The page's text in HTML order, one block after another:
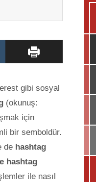
gibi sosyal
(okunuş:
için
bir semboldür.
de hashtag
hashtag
ile nasıl